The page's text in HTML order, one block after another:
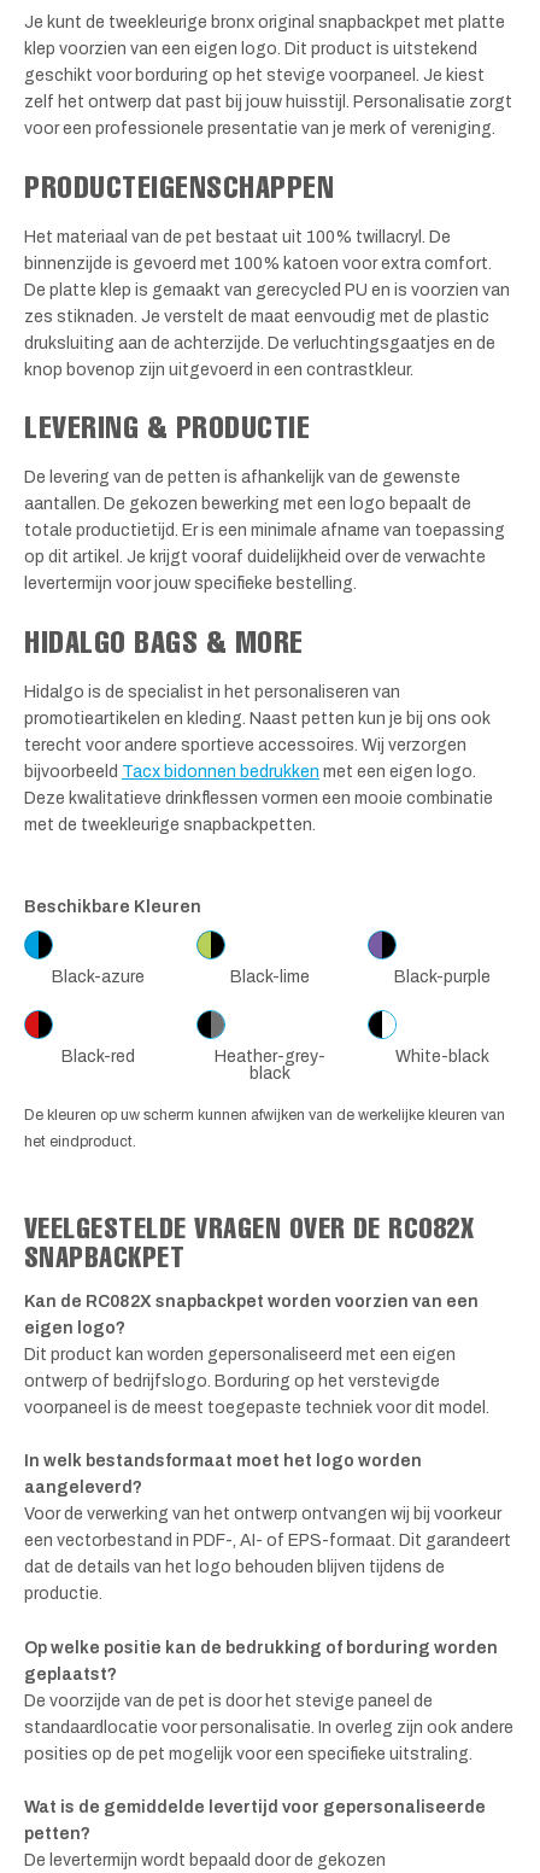
Je kunt de tweekleurige bronx original snapbackpet met platte
klep voorzien van een eigen logo. Dit product is uitstekend
geschikt voor borduring op het stevige voorpaneel. Je kiest
zelf het ontwerp dat past bij jouw huisstijl. Personalisatie zorgt
voor een professionele presentatie van je merk of vereniging.
PRODUCTEIGENSCHAPPEN
Het materiaal van de pet bestaat uit 100% twillacryl. De
binnenzijde is gevoerd met 100% katoen voor extra comfort.
De platte klep is gemaakt van gerecycled PU en is voorzien van
zes stiknaden. Je verstelt de maat eenvoudig met de plastic
druksluiting aan de achterzijde. De verluchtingsgaatjes en de
knop bovenop zijn uitgevoerd in een contrastkleur.
LEVERING & PRODUCTIE
De levering van de petten is afhankelijk van de gewenste
aantallen. De gekozen bewerking met een logo bepaalt de
totale productietijd. Er is een minimale afname van toepassing
op dit artikel. Je krijgt vooraf duidelijkheid over de verwachte
levertermijn voor jouw specifieke bestelling.
HIDALGO BAGS & MORE
Hidalgo is de specialist in het personaliseren van
promotieartikelen en kleding. Naast petten kun je bij ons ook
terecht voor andere sportieve accessoires. Wij verzorgen
bijvoorbeeld Tacx bidonnen bedrukken met een eigen logo.
Deze kwalitatieve drinkflessen vormen een mooie combinatie
met de tweekleurige snapbackpetten.
Beschikbare Kleuren
Black-azure Black-lime Black-purple
Black-red
Heather-grey-
black
White-black
De kleuren op uw scherm kunnen afwijken van de werkelijke kleuren van
het eindproduct.
VEELGESTELDE VRAGEN OVER DE RC082X
SNAPBACKPET
Kan de RC082X snapbackpet worden voorzien van een
eigen logo?
Dit product kan worden gepersonaliseerd met een eigen
ontwerp of bedrijfslogo. Borduring op het verstevigde
voorpaneel is de meest toegepaste techniek voor dit model.
In welk bestandsformaat moet het logo worden
aangeleverd?
Voor de verwerking van het ontwerp ontvangen wij bij voorkeur
een vectorbestand in PDF-, AI- of EPS-formaat. Dit garandeert
dat de details van het logo behouden blijven tijdens de
productie.
Op welke positie kan de bedrukking of borduring worden
geplaatst?
De voorzijde van de pet is door het stevige paneel de
standaardlocatie voor personalisatie. In overleg zijn ook andere
posities op de pet mogelijk voor een specifieke uitstraling.
Wat is de gemiddelde levertijd voor gepersonaliseerde
petten?
De levertermijn wordt bepaald door de gekozen